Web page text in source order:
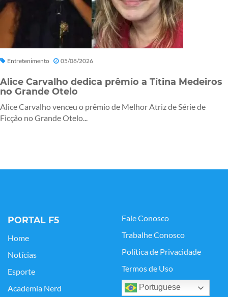
Entretenimento 05/08/2026
Alice Carvalho dedica prêmio a Titina Medeiros
no Grande Otelo
Alice Carvalho venceu o prêmio de Melhor Atriz de Série de
Ficção no Grande Otelo...
PORTAL F5
Home
Notícias
Esporte
Academia Nerd
Fale Conosco
Trabalhe Conosco
Política de Privacidade
Termos de Uso
Portuguese